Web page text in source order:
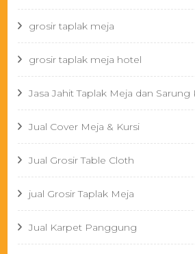
grosir taplak meja
grosir taplak meja hotel
Jasa Jahit Taplak Meja dan Sarung
Jual Cover Meja & Kursi
Jual Grosir Table Cloth
jual Grosir Taplak Meja
Jual Karpet Panggung